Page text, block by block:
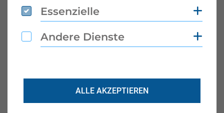
Modernste Fahrzeuge & technische
Essenzielle
Essenzielle
Andere Dienste
Andere Dienste
ALLE AKZEPTIEREN